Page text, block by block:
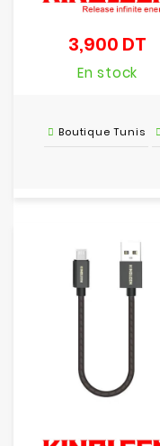
3,900 DT
En stock
Boutique Tunis